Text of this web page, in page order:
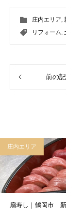
庄内エリア,
リフォーム,
前の
庄内エリア
扇寿し｜鶴岡市